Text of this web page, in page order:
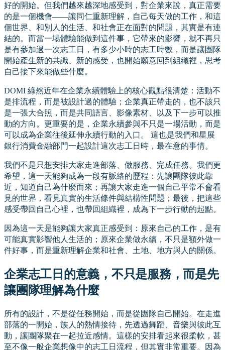
好的開始。但我們越來越深地感受到，對企業來說，真正需要
的是一個機會——讓同仁重新理解，自己每天做的工作，和這
個世界、和別人的生活、和社會正在面對的問題，其實是有連
結的。而當一場體驗能做到這件事，它帶來的影響，就不再只
是有參加過一次志工日，有多少小時的志工時數，而是讓團隊
開始產生新的共識、新的感受，也開始願意回到組織裡，思考
自己接下來能做些什麼。
DOMI 綠然近年在企業永續體驗上的核心觀點很清楚：活動不
是排流程，而是被設計過的體驗；企業真正帶走的，也不該只
是一張大合照，而是共同語言、影像素材、以及下一步可以推
動的方向。更重要的是，企業永續參與不只是一場活動，而是
可以成為企業往後延伸永續行動的入口。 這也是我們和星展
銀行消費金融部門一起設計這次志工日時，最在意的事情。
我們不是只想安排大家走進部落、做服務、完成任務。我們更
希望，這一天能夠成為一段有脈絡的歷程：先讓團隊彼此靠
近，知道自己為什麼而來；再讓大家走進一個自己平常不會看
見的世界，看見真實的生活條件與結構性問題；最後，把這些
感受帶回自己心裡，也帶回組織裡，成為下一步行動的起點。
因為這一天是能夠讓大家真正感受到：原來自己的工作，是有
可能真實影響他人生活的；原來企業做永續，不只是額外做一
件好事，而是重新理解企業和社會、土地、地方與人的關係。
企業志工日的意義，不只是服務，而是先
讓團隊理解為什麼
所有的設計，不是從任務開始，而是從團隊自己開始。在走進
部落的一開始，族人的熱情接待，先透過舞蹈、音樂與彼此互
動，讓團隊聚在一起拉近感情。這樣的安排看起來很柔軟，甚
至不像一般企業想像中的志工日流程，但其實非常重要。因為